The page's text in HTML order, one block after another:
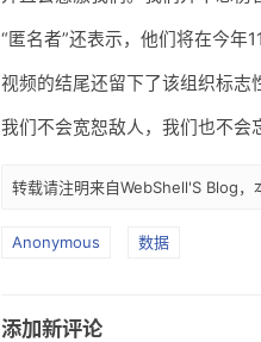
“匿名者”还表示，他们将在今年
视频的结尾还留下了该组织标志
我们不会宽恕敌人，我们也不会
转载请注明来自WebShell'S Blog
Anonymous 数据
添加新评论